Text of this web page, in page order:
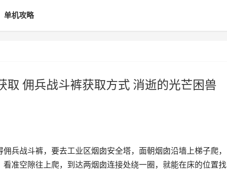
单机攻略
取 佣兵战斗裤获取方式 消逝的光芒困兽
兵战斗裤，要去工业区烟囱安全塔，面朝烟囱沿墙上梯子爬，
准空隙往上爬，到达两烟囱连接处绕一圈，就能在床的位置找